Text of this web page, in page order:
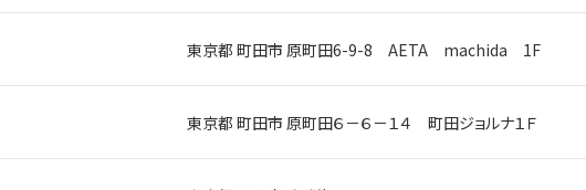
東京都 町田市 原町田6-9-8 AETA machida 1F
東京都 町田市 原町田６－６－１４ 町田ジョルナ１Ｆ